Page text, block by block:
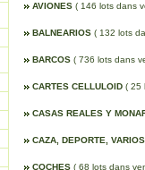
AVIONES ( 146 lots dans
BALNEARIOS ( 132 lots
BARCOS ( 736 lots dans
CARTES CELLULOID ( 25
CASAS REALES Y
CAZA, DEPORTE,
COCHES ( 68 lots dans